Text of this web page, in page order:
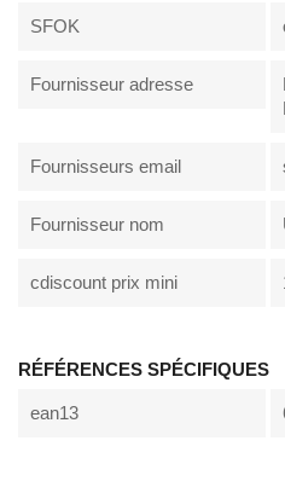
SFOK
Fournisseur adresse
Fournisseurs email
Fournisseur nom
cdiscount prix mini
RÉFÉRENCES SPÉCIFIQUES
ean13